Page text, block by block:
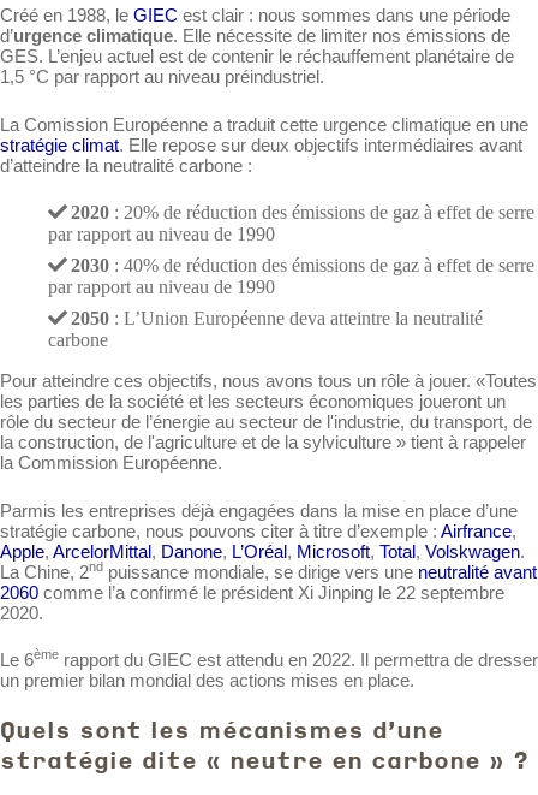
Créé en 1988, le GIEC est clair : nous sommes dans une période
d’urgence climatique. Elle nécessite de limiter nos émissions de
GES. L’enjeu actuel est de contenir le réchauffement planétaire de
1,5 °C par rapport au niveau préindustriel.
La Comission Européenne a traduit cette urgence climatique en une
stratégie climat. Elle repose sur deux objectifs intermédiaires avant
d’atteindre la neutralité carbone :
2020 : 20% de réduction des émissions de gaz à effet de serre
par rapport au niveau de 1990
2030 : 40% de réduction des émissions de gaz à effet de serre
par rapport au niveau de 1990
2050 : L’Union Européenne deva atteintre la neutralité
carbone
Pour atteindre ces objectifs, nous avons tous un rôle à jouer. «Toutes
les parties de la société et les secteurs économiques joueront un
rôle du secteur de l’énergie au secteur de l'industrie, du transport, de
la construction, de l'agriculture et de la sylviculture » tient à rappeler
la Commission Européenne.
Parmis les entreprises déjà engagées dans la mise en place d’une
stratégie carbone, nous pouvons citer à titre d’exemple : Airfrance,
Apple, ArcelorMittal, Danone, L’Oréal, Microsoft, Total, Volskwagen.
La Chine, 2nd puissance mondiale, se dirige vers une neutralité avant
2060 comme l’a confirmé le président Xi Jinping le 22 septembre
2020.
Le 6ème rapport du GIEC est attendu en 2022. Il permettra de dresser
un premier bilan mondial des actions mises en place.
Quels sont les mécanismes d’une
stratégie dite « neutre en carbone » ?